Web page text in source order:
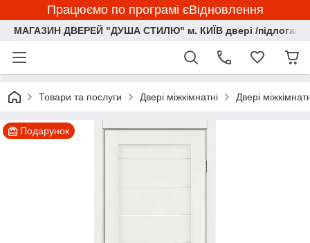
Працюємо по програмі єВідновлення
МАГАЗИН ДВЕРЕЙ "ДУША СТИЛЮ" м. КИЇВ двері /підлога/
Товари та послуги Двері міжкімнатні Двері
Подарунок